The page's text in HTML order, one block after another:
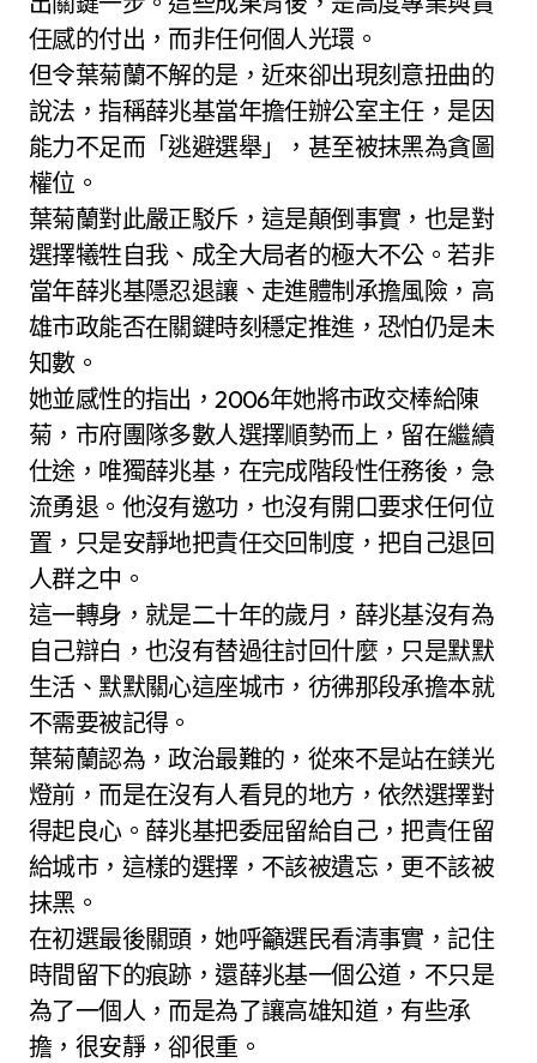
任感的付出，而非任何個人光環。
但令葉菊蘭不解的是，近來卻出現刻意扭曲的
說法，指稱薛兆基當年擔任辦公室主任，是因
能力不足而「逃避選舉」，甚至被抹黑為貪圖
權位。
葉菊蘭對此嚴正駁斥，這是顛倒事實，也是對
選擇犧牲自我、成全大局者的極大不公。若非
當年薛兆基隱忍退讓、走進體制承擔風險，高
雄市政能否在關鍵時刻穩定推進，恐怕仍是未
知數。
她並感性的指出，2006年她將市政交棒給陳
菊，市府團隊多數人選擇順勢而上，留在繼續
仕途，唯獨薛兆基，在完成階段性任務後，急
流勇退。他沒有邀功，也沒有開口要求任何位
置，只是安靜地把責任交回制度，把自己退回
人群之中。
這一轉身，就是二十年的歲月，薛兆基沒有為
自己辯白，也沒有替過往討回什麼，只是默默
生活、默默關心這座城市，彷彿那段承擔本就
不需要被記得。
葉菊蘭認為，政治最難的，從來不是站在鎂光
燈前，而是在沒有人看見的地方，依然選擇對
得起良心。薛兆基把委屈留給自己，把責任留
給城市，這樣的選擇，不該被遺忘，更不該被
抹黑。
在初選最後關頭，她呼籲選民看清事實，記住
時間留下的痕跡，還薛兆基一個公道，不只是
為了一個人，而是為了讓高雄知道，有些承
擔，很安靜，卻很重。